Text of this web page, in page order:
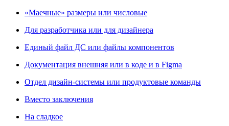
«Маечные» размеры или числовые
Для разработчика или для дизайнера
Единый файл ДС или файлы компонентов
Документация внешняя или в коде и в Figma
Отдел дизайн-системы или продуктовые команды
Вместо заключения
На сладкое